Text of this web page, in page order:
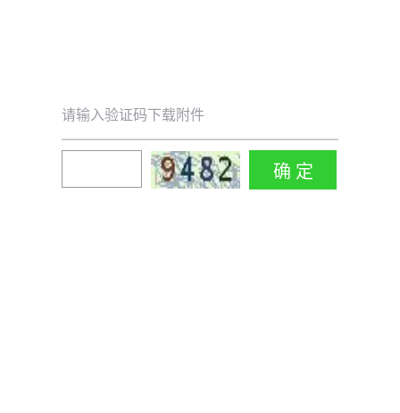
请输入验证码下载附件